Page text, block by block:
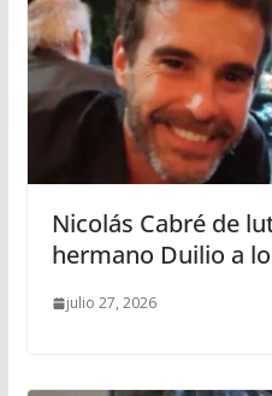
Nicolás Cabré de
hermano Duilio a
julio 27, 2026